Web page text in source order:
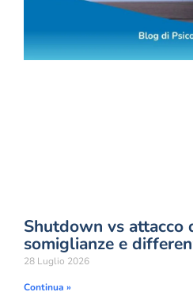
Shutdown vs attacco
somiglianze e
28 Luglio 2026
Continua »